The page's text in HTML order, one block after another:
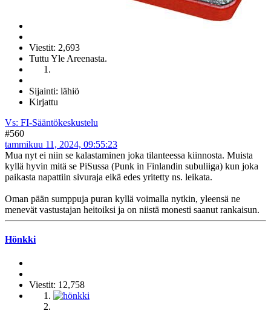
Viestit: 2,693
Tuttu Yle Areenasta.
Sijainti: lähiö
Kirjattu
Vs: FI-Sääntökeskustelu
#560
tammikuu 11, 2024, 09:55:23
Mua nyt ei niin se kalastaminen joka tilanteessa kiinnosta. Muista
kyllä hyvin mitä se PiSussa (Punk in Finlandin subuliiga) kun joka
paikasta napattiin sivuraja eikä edes yritetty ns. leikata.
Oman pään sumppuja puran kyllä voimalla nytkin, yleensä ne
menevät vastustajan heitoiksi ja on niistä monesti saanut rankaisun.
Hönkki
Viestit: 12,758